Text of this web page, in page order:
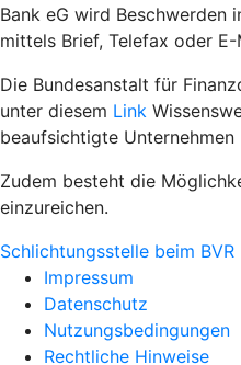
Bank eG wird Beschwerden
mittels Brief, Telefax oder
Die Bundesanstalt für
unter diesem Link
beaufsichtigte Unternehmen
Zudem besteht die
einzureichen.
Schlichtungsstelle beim BVR
Impressum
Datenschutz
Nutzungsbedingungen
Rechtliche Hinweise